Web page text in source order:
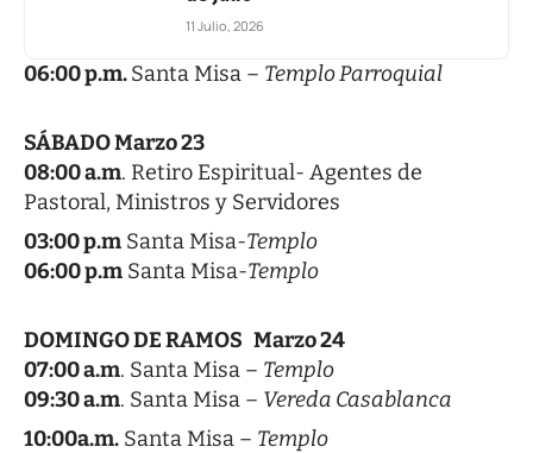
11 Julio, 2026
06:00 p.m.Santa Misa – Templo Parroquial
SÁBADO Marzo 23
08:00 a.m. Retiro Espiritual- Agentes de
Pastoral, Ministros y Servidores
03:00 p.m Santa Misa-Templo
06:00 p.m Santa Misa-Templo
DOMINGO DE RAMOS Marzo 24
07:00 a.m. Santa Misa – Templo
09:30 a.m. Santa Misa – Vereda Casablanca
10:00a.m. Santa Misa – Templo